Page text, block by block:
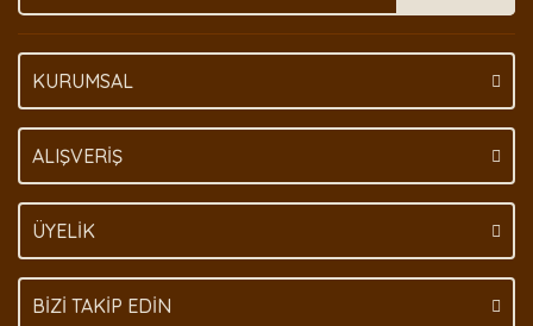
KURUMSAL
ALIŞVERİŞ
ÜYELİK
BİZİ TAKİP EDİN